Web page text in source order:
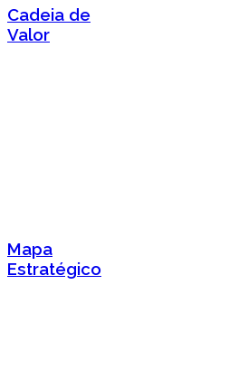
Cadeia de
Valor
Mapa
Estratégico